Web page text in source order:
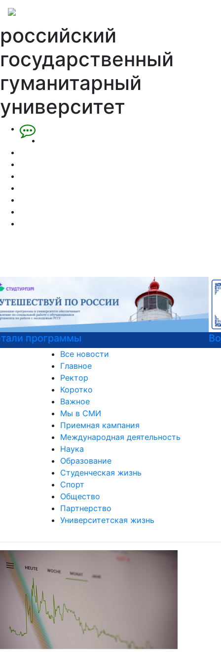
российский
государственный
гуманитарный
университет
Войска беспилотных систем РФ
Все новости
Главное
Ректор
Коротко
Важное
Мы в СМИ
Приемная кампания
Международная деятельность
Наука
Образование
Студенческая жизнь
Спорт
Общество
Партнерство
Университетская жизнь